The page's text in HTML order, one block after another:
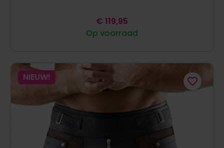
Op voorraad
€ 119,95
NIEUW!